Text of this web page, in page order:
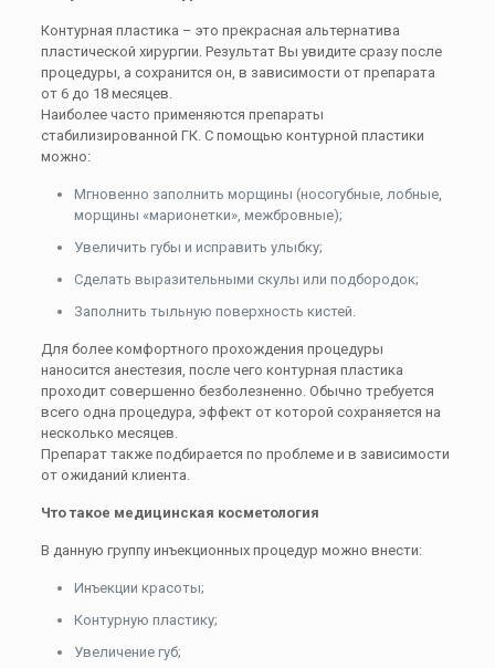
Контурная пластика – это прекрасная альтернатива
пластической хирургии. Результат Вы увидите сразу после
процедуры, а сохранится он, в зависимости от препарата
от 6 до 18 месяцев.
Наиболее часто применяются препараты
стабилизированной ГК. С помощью контурной пластики
можно:
Мгновенно заполнить морщины (носогубные, лобные,
морщины «марионетки», межбровные);
Увеличить губы и исправить улыбку;
Сделать выразительными скулы или подбородок;
Заполнить тыльную поверхность кистей.
Для более комфортного прохождения процедуры
наносится анестезия, после чего контурная пластика
проходит совершенно безболезненно. Обычно требуется
всего одна процедура, эффект от которой сохраняется на
несколько месяцев.
Препарат также подбирается по проблеме и в зависимости
от ожиданий клиента.
Что такое медицинская косметология
В данную группу инъекционных процедур можно внести:
Инъекции красоты;
Контурную пластику;
Увеличение губ;